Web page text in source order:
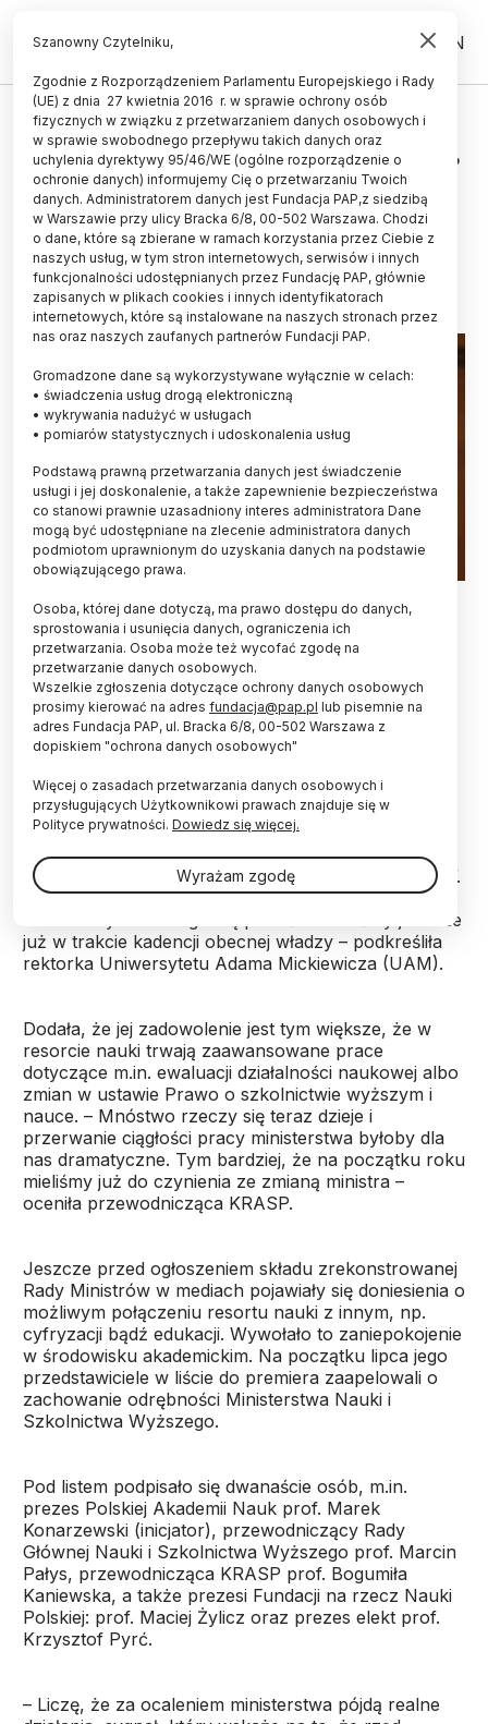
PL EN
UCZELNIE I INSTYTUCJE
Szefowa KRASP: oczekuję sygnału,
że zrekonstruowany rząd docenia
rolę nauki
23.07.2025
aktualizacja: 23.07.2025
2 minuty czytania
Kaczmarczyk
Od zrekonstruowanego rządu oczekuję sygnału,
że nauka i szkolnictwo wyższe są ważne dla
naszego państwa – powiedziała w środę PAP
przewodnicząca Konferencji Rektorów
Akademickich Szkół Polskich (KRASP) prof.
W rozmowie z PAP przyznała, że bardzo ją cieszy,
że Ministerstwo Nauki i Szkolnictwa Wyższego po
ogłoszonej w środę rekonstrukcji rządu „nadal trwa”.
– Może to znak, że jednak nauka się liczy dla rządu,
a miewamy co do tego wątpliwości i mieliśmy je także
już w trakcie kadencji obecnej władzy – podkreśliła
rektorka Uniwersytetu Adama Mickiewicza (UAM).
Dodała, że jej zadowolenie jest tym większe, że w
resorcie nauki trwają zaawansowane prace
dotyczące m.in. ewaluacji działalności naukowej albo
zmian w ustawie Prawo o szkolnictwie wyższym i
nauce. – Mnóstwo rzeczy się teraz dzieje i
przerwanie ciągłości pracy ministerstwa byłoby dla
nas dramatyczne. Tym bardziej, że na początku roku
mieliśmy już do czynienia ze zmianą ministra –
oceniła przewodnicząca KRASP.
Jeszcze przed ogłoszeniem składu zrekonstrowanej
Rady Ministrów w mediach pojawiały się doniesienia o
możliwym połączeniu resortu nauki z innym, np.
cyfryzacji bądź edukacji. Wywołało to zaniepokojenie
w środowisku akademickim. Na początku lipca jego
przedstawiciele w liście do premiera zaapelowali o
zachowanie odrębności Ministerstwa Nauki i
Szkolnictwa Wyższego.
Pod listem podpisało się dwanaście osób, m.in.
prezes Polskiej Akademii Nauk prof. Marek
Konarzewski (inicjator), przewodniczący Rady
Głównej Nauki i Szkolnictwa Wyższego prof. Marcin
Pałys, przewodnicząca KRASP prof. Bogumiła
Kaniewska, a także prezesi Fundacji na rzecz Nauki
Polskiej: prof. Maciej Żylicz oraz prezes elekt prof.
Krzysztof Pyrć.
– Liczę, że za ocaleniem ministerstwa pójdą realne
Szanowny Czytelniku,
Zgodnie z Rozporządzeniem Parlamentu Europejskiego i Rady
(UE) z dnia 27 kwietnia 2016 r. w sprawie ochrony osób
fizycznych w związku z przetwarzaniem danych osobowych i
w sprawie swobodnego przepływu takich danych oraz
uchylenia dyrektywy 95/46/WE (ogólne rozporządzenie o
ochronie danych) informujemy Cię o przetwarzaniu Twoich
danych. Administratorem danych jest Fundacja PAP,z siedzibą
w Warszawie przy ulicy Bracka 6/8, 00-502 Warszawa. Chodzi
o dane, które są zbierane w ramach korzystania przez Ciebie z
naszych usług, w tym stron internetowych, serwisów i innych
funkcjonalności udostępnianych przez Fundację PAP, głównie
zapisanych w plikach cookies i innych identyfikatorach
internetowych, które są instalowane na naszych stronach przez
nas oraz naszych zaufanych partnerów Fundacji PAP.
Gromadzone dane są wykorzystywane wyłącznie w celach:
• świadczenia usług drogą elektroniczną
• wykrywania nadużyć w usługach
• pomiarów statystycznych i udoskonalenia usług
Podstawą prawną przetwarzania danych jest świadczenie
usługi i jej doskonalenie, a także zapewnienie bezpieczeństwa
co stanowi prawnie uzasadniony interes administratora Dane
mogą być udostępniane na zlecenie administratora danych
podmiotom uprawnionym do uzyskania danych na podstawie
obowiązującego prawa.
Osoba, której dane dotyczą, ma prawo dostępu do danych,
sprostowania i usunięcia danych, ograniczenia ich
przetwarzania. Osoba może też wycofać zgodę na
przetwarzanie danych osobowych.
Wszelkie zgłoszenia dotyczące ochrony danych osobowych
prosimy kierować na adres fundacja@pap.pl lub pisemnie na
adres Fundacja PAP, ul. Bracka 6/8, 00-502 Warszawa z
dopiskiem "ochrona danych osobowych"
Więcej o zasadach przetwarzania danych osobowych i
przysługujących Użytkownikowi prawach znajduje się w
Polityce prywatności. Dowiedz się więcej.
Wyrażam zgodę